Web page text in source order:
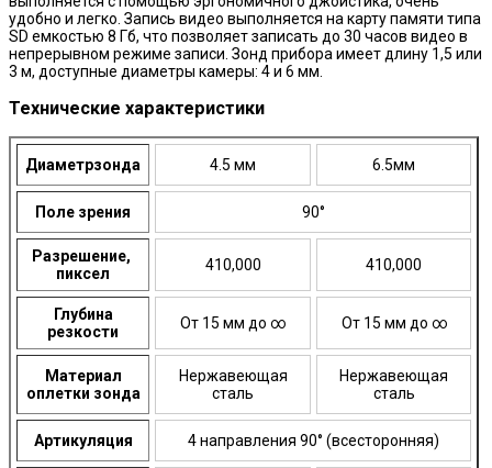
удобно и легко. Запись видео выполняется на карту памяти типа
SD емкостью 8 Гб, что позволяет записать до 30 часов видео в
непрерывном режиме записи. Зонд прибора имеет длину 1,5 или
3 м, доступные диаметры камеры: 4 и 6 мм.
Технические характеристики
Диаметрзонда 4.5 мм 6.5мм
Поле зрения 90°
Разрешение,
пиксел
410,000 410,000
Глубина
резкости
От 15 мм до ∞ От 15 мм до ∞
Материал
оплетки зонда
Нержавеющая
сталь
Нержавеющая
сталь
Артикуляция 4 направления 90° (всесторонняя)